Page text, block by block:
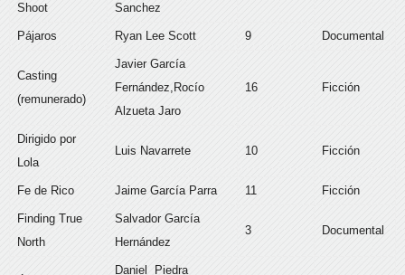
Shoot
Sanchez
Pájaros Ryan Lee Scott 9 Documental
Casting
(remunerado)
Javier García
Fernández,Rocío
Alzueta Jaro
16 Ficción
Dirigido por
Lola
Luis Navarrete 10 Ficción
Fe de Rico Jaime García Parra 11 Ficción
Finding True
North
Salvador García
Hernández
3 Documental
Daniel Piedra